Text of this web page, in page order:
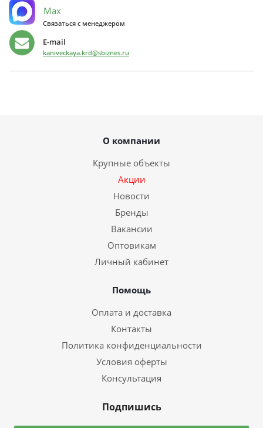
Max
Связаться с менеджером
E-mail
kaniveckaya.krd@sbiznes.ru
О компании
Крупные объекты
Акции
Новости
Бренды
Вакансии
Оптовикам
Личный кабинет
Помощь
Оплата и доставка
Контакты
Политика конфиденциальности
Условия оферты
Консультация
Подпишись